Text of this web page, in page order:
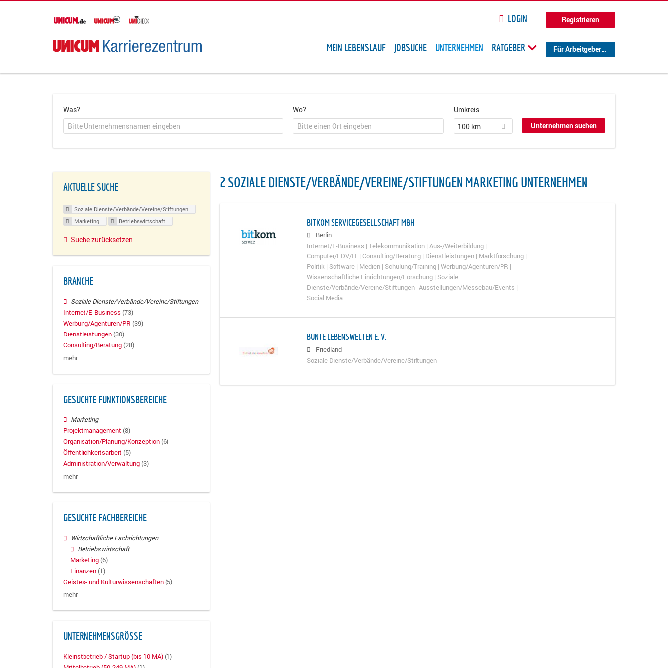
LOGIN Registrieren
MEIN LEBENSLAUF JOBSUCHE UNTERNEHMEN RATGEBER Für Arbeitgeber
Was? Wo?
Umkreis
100 km
2 SOZIALE DIENSTE/VERBÄNDE/VEREINE/STIFTUNGEN MARKETING UNTERNEHMEN
BITKOM SERVICEGESELLSCHAFT MBH
Berlin
Internet/E-Business | Telekommunikation | Aus-/Weiterbildung |
Computer/EDV/IT | Consulting/Beratung | Dienstleistungen | Marktforschung |
Politik | Software | Medien | Schulung/Training | Werbung/Agenturen/PR |
Wissenschaftliche Einrichtungen/Forschung | Soziale
Dienste/Verbände/Vereine/Stiftungen | Ausstellungen/Messebau/Events |
Social Media
BUNTE LEBENSWELTEN E. V.
Friedland
Soziale Dienste/Verbände/Vereine/Stiftungen
AKTUELLE SUCHE
Soziale Dienste/Verbände/Vereine/Stiftungen
Marketing
Betriebswirtschaft
Suche zurücksetzen
BRANCHE
Soziale Dienste/Verbände/Vereine/Stiftungen
Internet/E-Business (73)
Werbung/Agenturen/PR (39)
Dienstleistungen (30)
Consulting/Beratung (28)
mehr
GESUCHTE FUNKTIONSBEREICHE
Marketing
Projektmanagement (8)
Organisation/Planung/Konzeption (6)
Öffentlichkeitsarbeit (5)
Administration/Verwaltung (3)
mehr
GESUCHTE FACHBEREICHE
Wirtschaftliche Fachrichtungen
Betriebswirtschaft
Marketing (6)
Finanzen (1)
Geistes- und Kulturwissenschaften (5)
mehr
UNTERNEHMENSGRÖSSE
Kleinstbetrieb / Startup (bis 10 MA) (1)